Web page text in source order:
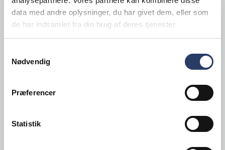
data med andre oplysninger, du har givet dem, eller som
de har indsamlet fra din brug af deres tjenester.
Nødvendig
Præferencer
Statistik